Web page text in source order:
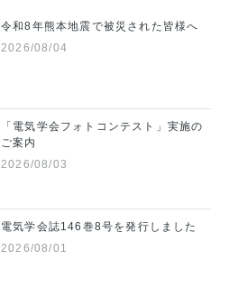
令和8年熊本地震で被災された皆様へ
2026/08/04
「電気学会フォトコンテスト」実施の
ご案内
2026/08/03
電気学会誌146巻8号を発行しました
2026/08/01